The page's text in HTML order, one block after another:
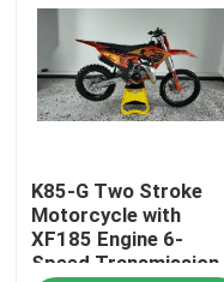
Maison
K85-G Two Stroke
Motorcycle with
XF185 Engine 6-
Speed Transmission